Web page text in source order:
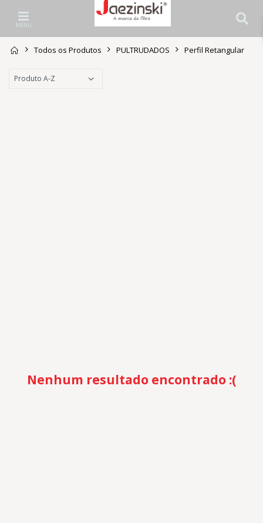
MENU
Todos os Produtos PULTRUDADOS Perfil Retangular
Nenhum resultado encontrado :(